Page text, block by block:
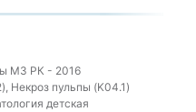
МЗ РК - 2016
Некроз пульпы (K04.1)
детская